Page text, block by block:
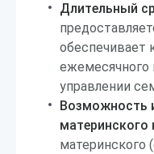
Длительный
обеспечивает
ежемесячного
управлении
Возможность
материнского
материнского